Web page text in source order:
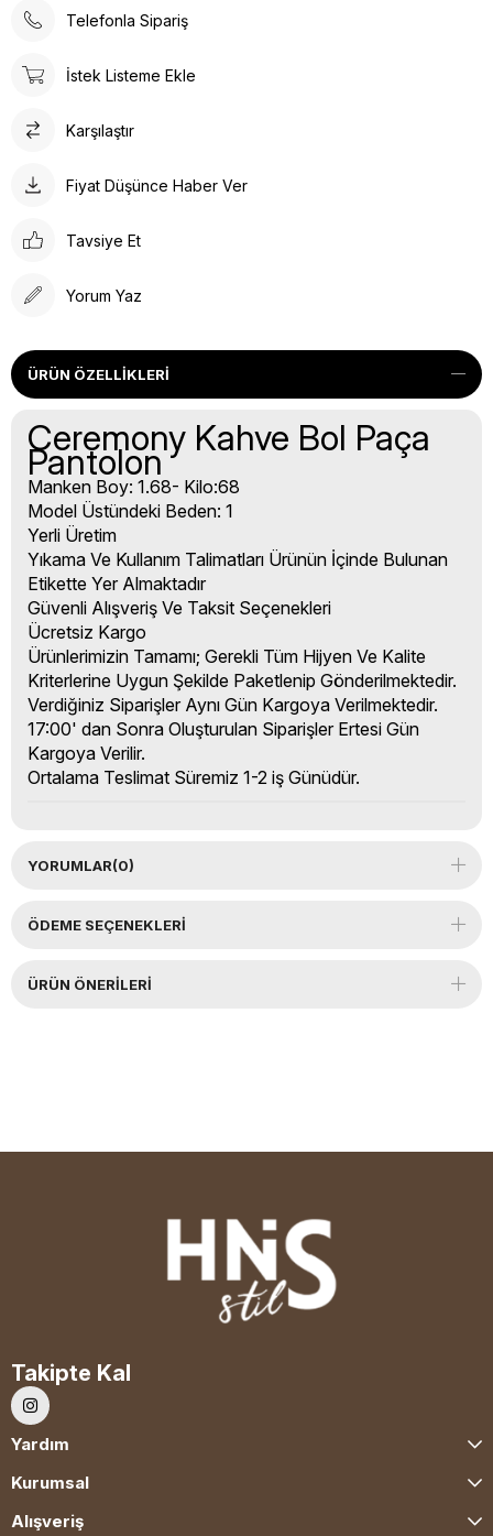
Telefonla Sipariş
İstek Listeme Ekle
Karşılaştır
Fiyat Düşünce Haber Ver
Tavsiye Et
Yorum Yaz
ÜRÜN ÖZELLIKLERI
Ceremony Kahve Bol Paça
Pantolon
Manken Boy: 1.68- Kilo:68
Model Üstündeki Beden: 1
Yerli Üretim
Yıkama Ve Kullanım Talimatları Ürünün İçinde Bulunan
Etikette Yer Almaktadır
Güvenli Alışveriş Ve Taksit Seçenekleri
Ücretsiz Kargo
Ürünlerimizin Tamamı; Gerekli Tüm Hijyen Ve Kalite
Kriterlerine Uygun Şekilde Paketlenip Gönderilmektedir.
Verdiğiniz Siparişler Aynı Gün Kargoya Verilmektedir.
17:00' dan Sonra Oluşturulan Siparişler Ertesi Gün
Kargoya Verilir.
Ortalama Teslimat Süremiz 1-2 iş Günüdür.
YORUMLAR(0)
ÖDEME SEÇENEKLERI
ÜRÜN ÖNERILERI
Takipte Kal
Yardım
Kurumsal
Alışveriş